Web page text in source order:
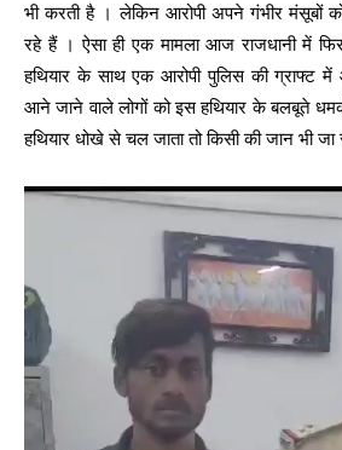
भी करती है । लेकिन आरोपी अपने गंभीर मंसूबों
रहे हैं । ऐसा ही एक मामला आज राजधानी में
हथियार के साथ एक आरोपी पुलिस की ग्राफ्ट में
आने जाने वाले लोगों को इस हथियार के बलबूते
हथियार धोखे से चल जाता तो किसी की जान भी
V
e
P